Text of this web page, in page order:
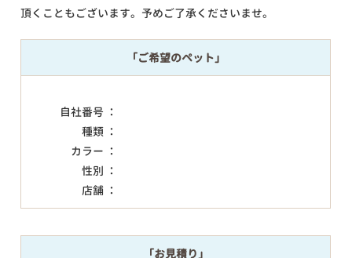
頂くこともございます。予めご了承くださいませ。
「ご希望のペット」
自社番号 ：
種類 ：
カラー ：
性別 ：
店舗 ：
「お見積り」